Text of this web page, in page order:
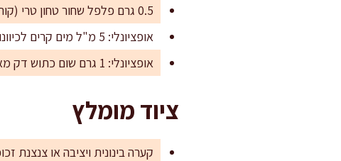
0.5 גרם פלפל שחור טחון טרי (קורט נדיב)
אופציונלי: 5 מ"ל מים קרים לכיוונון סמיכות
אופציונלי: 1 גרם שום כתוש דק מאוד (חצי שן קטנה), למי שאוהבים עומק
ציוד מומלץ
קערה בינונית ויציבה או צנצנת זכוכית